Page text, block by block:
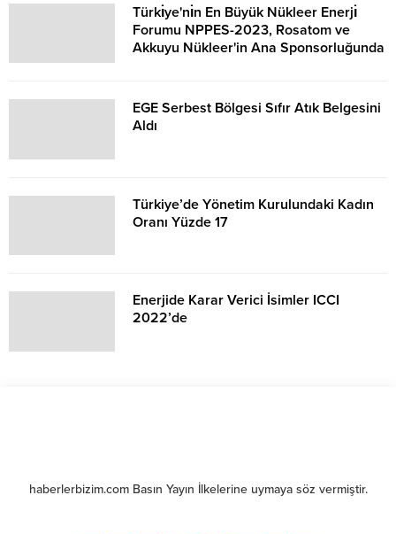
Türkı̇ye'nı̇n En Büyük Nükleer Enerjı̇
Forumu NPPES-2023, Rosatom ve
Akkuyu Nükleer'in Ana Sponsorluğunda
EGE Serbest Bölgesi Sıfır Atık Belgesini
Aldı
Türkiye’de Yönetim Kurulundaki Kadın
Oranı Yüzde 17
Enerjide Karar Verici İsimler ICCI
2022’de
haberlerbizim.com Basın Yayın İlkelerine uymaya söz vermiştir.